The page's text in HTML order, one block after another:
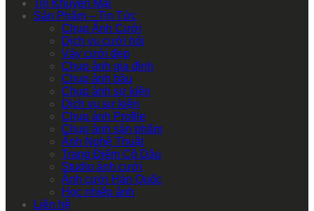
Tin Khuyến Mại
Sản Phẩm – Tin Tức
Chụp Ảnh Cưới
Dịch vụ cưới hỏi
Váy cưới đẹp
Chụp ảnh gia đình
Chụp ảnh bầu
Chụp ảnh sự kiện
Dịch vụ sự kiện
Chụp ảnh Profile
Chụp ảnh sản phẩm
Ảnh Nghệ Thuật
Trang Điểm Cô Dâu
Studio ảnh cưới
Ảnh cưới Hàn Quốc
Học nhiếp ảnh
Liên hệ